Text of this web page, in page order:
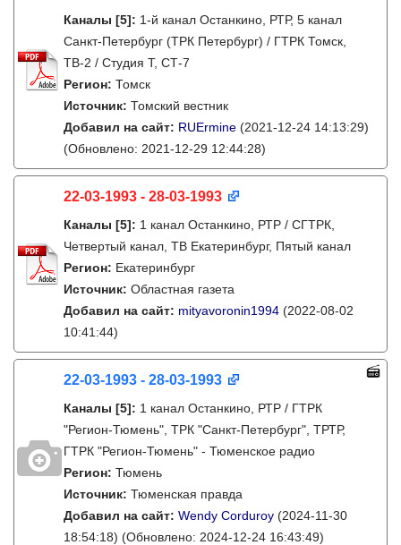
Каналы [5]: 1-й канал Останкино, РТР, 5 канал
Санкт-Петербург (ТРК Петербург) / ГТРК Томск,
ТВ-2 / Студия Т, СТ-7
Регион: Томск
Источник: Томский вестник
Добавил на сайт: RUErmine (2021-12-24 14:13:29)
(Обновлено: 2021-12-29 12:44:28)
22-03-1993 - 28-03-1993
Каналы [5]: 1 канал Останкино, РТР / СГТРК,
Четвертый канал, ТВ Екатеринбург, Пятый канал
Регион: Екатеринбург
Источник: Областная газета
Добавил на сайт: mityavoronin1994 (2022-08-02
10:41:44)
22-03-1993 - 28-03-1993
Каналы [5]: 1 канал Останкино, РТР / ГТРК
"Регион-Тюмень", ТРК "Санкт-Петербург", ТРТР,
ГТРК "Регион-Тюмень" - Тюменское радио
Регион: Тюмень
Источник: Тюменская правда
Добавил на сайт: Wendy Corduroy (2024-11-30
18:54:18) (Обновлено: 2024-12-24 16:43:49)